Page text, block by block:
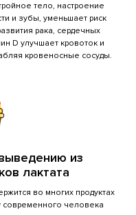
среды:
тело, настроение
и зубы, уменьшает риск
рака, сердечных
D улучшает кровоток и
кровеносные сосуды.
из
лактата
во многих продуктах
современного человека